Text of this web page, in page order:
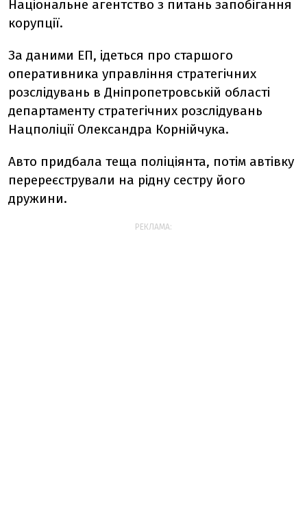
Національне агентство з питань запобігання
корупції.
За даними ЕП, ідеться про старшого
оперативника управління стратегічних
розслідувань в Дніпропетровській області
департаменту стратегічних розслідувань
Нацполіції Олександра Корнійчука.
Авто придбала теща поліціянта, потім автівку
перереєстрували на рідну сестру його
дружини.
РЕКЛАМА: